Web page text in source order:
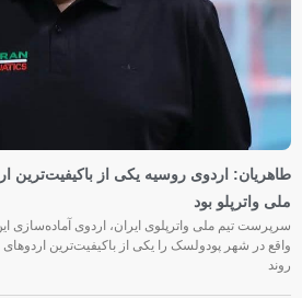
طاهریان: اردوی روسیه یکی از باکیفیت‌ترین
ملی واترپلو بود
سرپرست تیم ملی واترپلوی ایران، اردوی آماده‌سازی
واقع در شهر پودولسک را یکی از باکیفیت‌ترین
روند